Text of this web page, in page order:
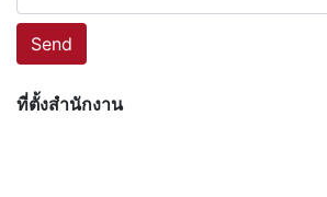
Send
ที่ตั้งสำนักงาน